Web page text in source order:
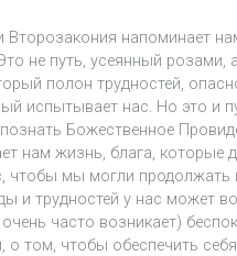
Второзакония напоминает
не путь, усеянный розами,
полон трудностей,
испытывает нас. Но это и
Божественное
нам жизнь, блага, которые
чтобы мы могли продолжать
и трудностей у нас может
часто возникает)
о том, чтобы обеспечить